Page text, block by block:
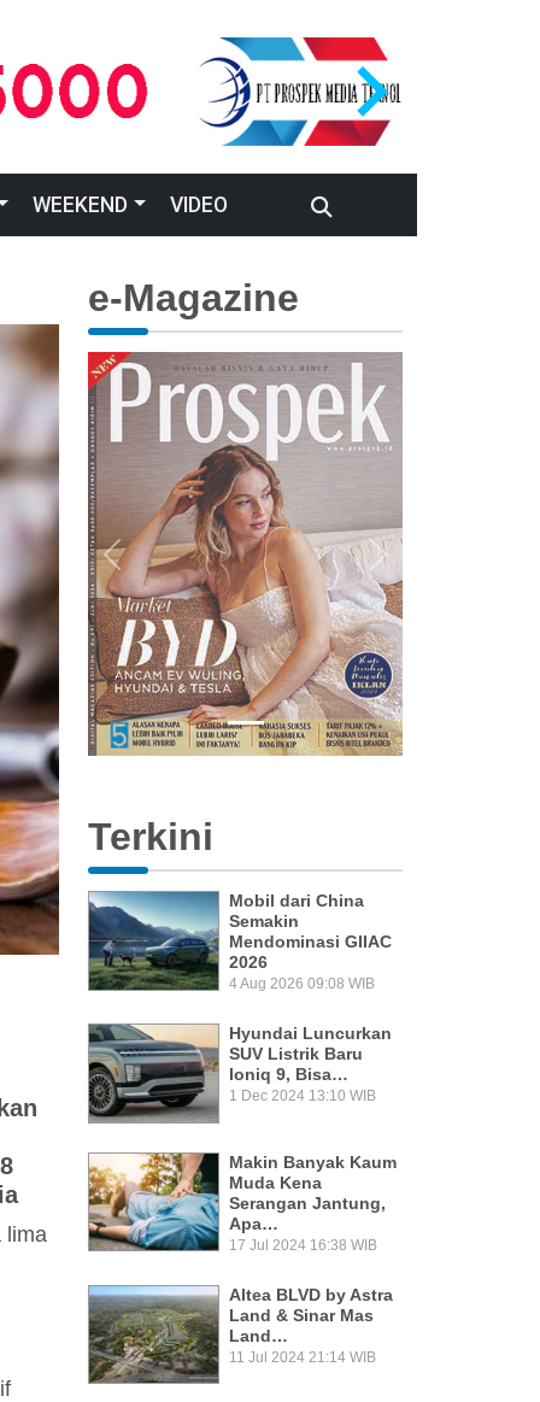
WEEKEND VIDEO
lima
e-Magazine
Previous Next
Terkini
Mobil dari China
Semakin
Mendominasi GIIAC
2026
4 Aug 2026 09:08 WIB
Hyundai Luncurkan
SUV Listrik Baru
Ioniq 9, Bisa…
1 Dec 2024 13:10 WIB
Makin Banyak Kaum
Muda Kena
Serangan Jantung,
Apa…
17 Jul 2024 16:38 WIB
Altea BLVD by Astra
Land & Sinar Mas
Land…
11 Jul 2024 21:14 WIB